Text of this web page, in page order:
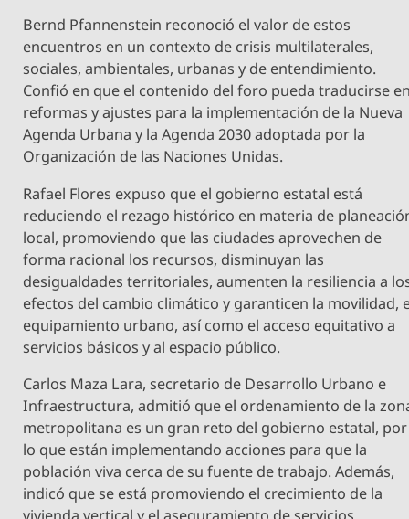
Bernd Pfannenstein reconoció el valor de estos
encuentros en un contexto de crisis multilaterales,
sociales, ambientales, urbanas y de entendimiento.
Confió en que el contenido del foro pueda traducirse
reformas y ajustes para la implementación de la Nueva
Agenda Urbana y la Agenda 2030 adoptada por la
Organización de las Naciones Unidas.
Rafael Flores expuso que el gobierno estatal está
reduciendo el rezago histórico en materia de
local, promoviendo que las ciudades aprovechen de
forma racional los recursos, disminuyan las
desigualdades territoriales, aumenten la resiliencia a
efectos del cambio climático y garanticen la movilidad,
equipamiento urbano, así como el acceso equitativo a
servicios básicos y al espacio público.
Carlos Maza Lara, secretario de Desarrollo Urbano e
Infraestructura, admitió que el ordenamiento de la
metropolitana es un gran reto del gobierno estatal, por
lo que están implementando acciones para que la
población viva cerca de su fuente de trabajo. Además,
indicó que se está promoviendo el crecimiento de la